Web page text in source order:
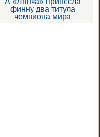
А «Лянча» принесла
финну два титула
чемпиона мира